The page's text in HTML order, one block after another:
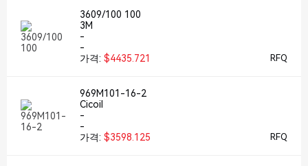
3609/100 100
3M
-
-
가격: $4435.721 RFQ
969M101-16-2
Cicoil
-
-
가격: $3598.125 RFQ